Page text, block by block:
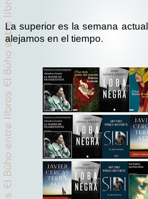
La superior es la semana
alejamos en el tiempo.